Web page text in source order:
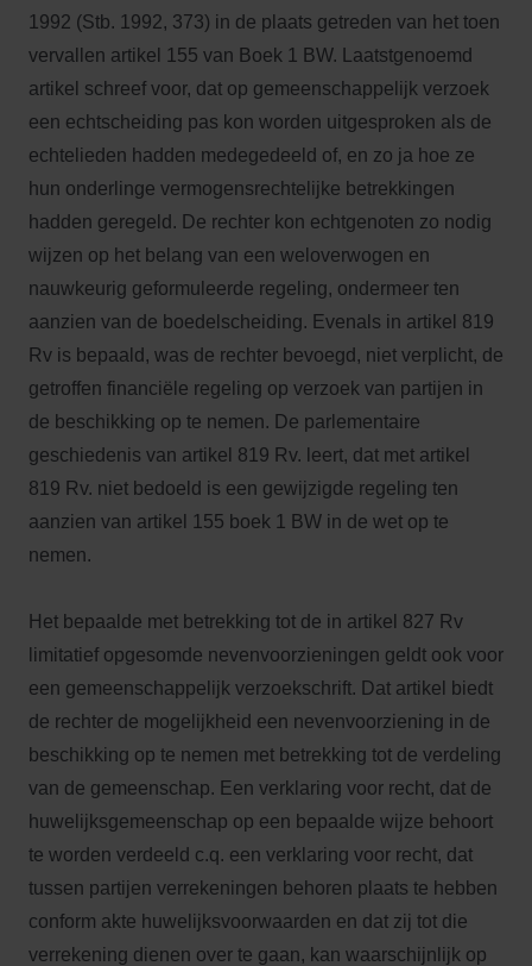
1992 (Stb. 1992, 373) in de plaats getreden van het toen
vervallen artikel 155 van Boek 1 BW. Laatstgenoemd
artikel schreef voor, dat op gemeenschappelijk verzoek
een echtscheiding pas kon worden uitgesproken als de
echtelieden hadden medegedeeld of, en zo ja hoe ze
hun onderlinge vermogensrechtelijke betrekkingen
hadden geregeld. De rechter kon echtgenoten zo nodig
wijzen op het belang van een weloverwogen en
nauwkeurig geformuleerde regeling, ondermeer ten
aanzien van de boedelscheiding. Evenals in artikel 819
Rv is bepaald, was de rechter bevoegd, niet verplicht, de
getroffen financiële regeling op verzoek van partijen in
de beschikking op te nemen. De parlementaire
geschiedenis van artikel 819 Rv. leert, dat met artikel
819 Rv. niet bedoeld is een gewijzigde regeling ten
aanzien van artikel 155 boek 1 BW in de wet op te
nemen.
Het bepaalde met betrekking tot de in artikel 827 Rv
limitatief opgesomde nevenvoorzieningen geldt ook voor
een gemeenschappelijk verzoekschrift. Dat artikel biedt
de rechter de mogelijkheid een nevenvoorziening in de
beschikking op te nemen met betrekking tot de verdeling
van de gemeenschap. Een verklaring voor recht, dat de
huwelijksgemeenschap op een bepaalde wijze behoort
te worden verdeeld c.q. een verklaring voor recht, dat
tussen partijen verrekeningen behoren plaats te hebben
conform akte huwelijksvoorwaarden en dat zij tot die
verrekening dienen over te gaan, kan waarschijnlijk op